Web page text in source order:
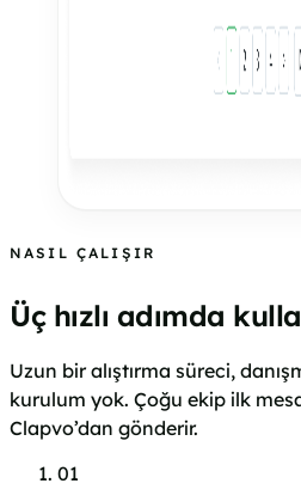
NASIL ÇALIŞIR
Üç hızlı adımda
Uzun bir alıştırma süreci,
kurulum yok. Çoğu ekip ilk
Clapvo’dan gönderir.
01